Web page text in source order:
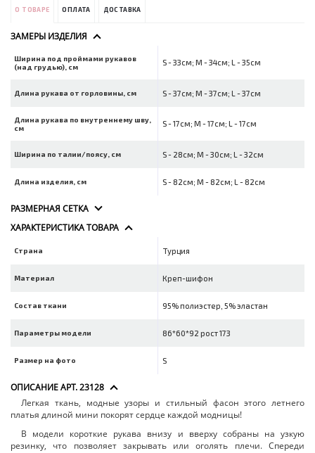
О ТОВАРЕ ОПЛАТА ДОСТАВКА
ЗАМЕРЫ ИЗДЕЛИЯ
Ширина под проймами рукавов
(над грудью), см
S - 33см; M - 34см; L - 35см
Длина рукава от горловины, см S - 37см; M - 37см; L - 37см
Длина рукава по внутреннему шву,
см
S - 17см; M - 17см; L - 17см
Ширина по талии/поясу, см S - 28см; M - 30см; L - 32см
Длина изделия, см S - 82см; M - 82см; L - 82см
РАЗМЕРНАЯ СЕТКА
ХАРАКТЕРИСТИКА ТОВАРА
Страна Турция
Материал Креп-шифон
Состав ткани 95% полиэстер, 5% эластан
Параметры модели 86*60*92 рост 173
Размер на фото S
ОПИСАНИЕ АРТ. 23128
Легкая ткань, модные узоры и стильный фасон этого летнего
платья длиной мини покорят сердце каждой модницы!
В модели короткие рукава внизу и вверху собраны на узкую
резинку, что позволяет закрывать или оголять плечи. Спереди